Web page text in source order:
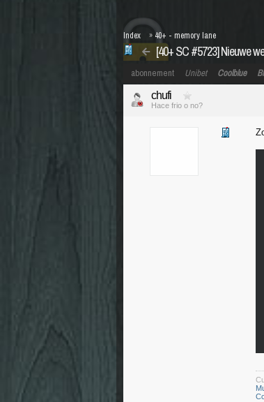
[40+ SC #5723] Nieuwe
Index » 40+ - memory lane
abonnement Unibet Coolblue
chufi
Hace frio o no?